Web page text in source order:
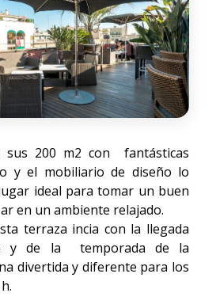
sus 200 m2 con fantásticas
y el mobiliario de diseño lo
ideal para tomar un buen
en un ambiente relajado.
terraza incia con la llegada
y de la temporada de la
divertida y diferente para los